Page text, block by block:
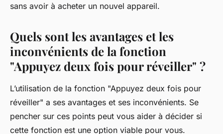
sans avoir à acheter un nouvel appareil.
Quels sont les avantages et les
inconvénients de la fonction
"Appuyez deux fois pour réveiller" ?
L’utilisation de la fonction "Appuyez deux fois pour
réveiller" a ses avantages et ses inconvénients. Se
pencher sur ces points peut vous aider à décider si
cette fonction est une option viable pour vous.